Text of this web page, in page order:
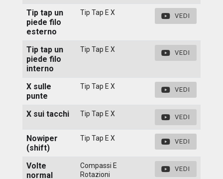
Tip tap un
piede filo
esterno
Tip Tap E X VEDI
Tip tap un
piede filo
interno
Tip Tap E X VEDI
X sulle
punte
Tip Tap E X VEDI
X sui tacchi Tip Tap E X VEDI
Nowiper
(shift)
Tip Tap E X VEDI
Volte
normal
Compassi E
Rotazioni
VEDI